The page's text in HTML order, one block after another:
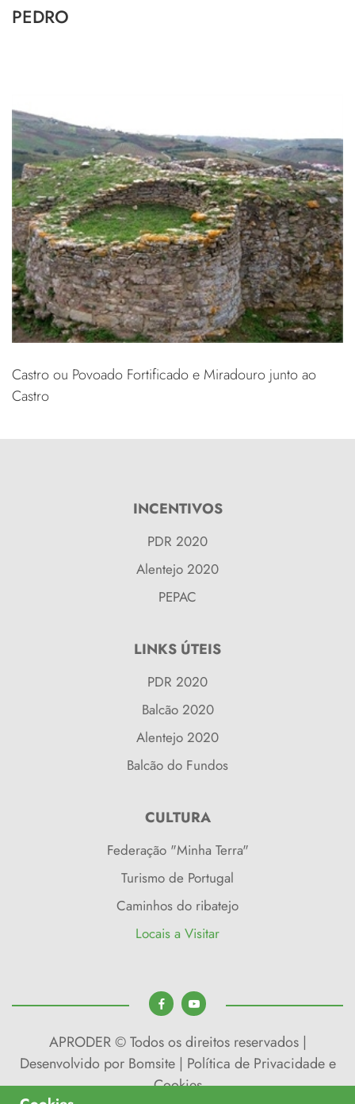
PEDRO
Castro ou Povoado Fortificado e Miradouro junto ao
Castro
INCENTIVOS
PDR 2020
Alentejo 2020
PEPAC
LINKS ÚTEIS
PDR 2020
Balcão 2020
Alentejo 2020
Balcão do Fundos
CULTURA
Federação "Minha Terra"
Turismo de Portugal
Caminhos do ribatejo
Locais a Visitar
APRODER © Todos os direitos reservados |
Desenvolvido por Bomsite| Política de Privacidade e
Cookies